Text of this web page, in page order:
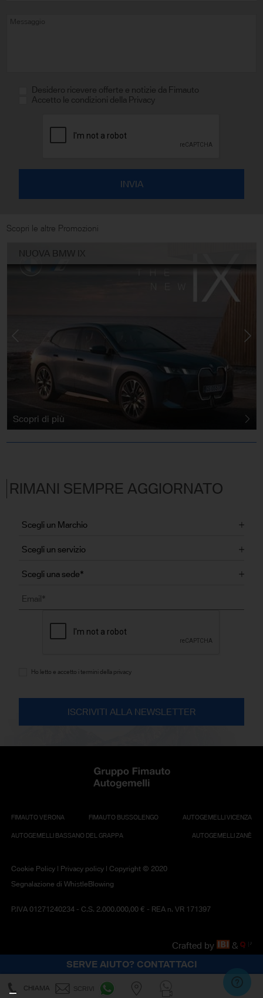
SERVE AIUTO? CONTATTACI
CHIAMA SCRIVI
Desidero ricevere offerte e notizie da Fimauto
Accetto le condizioni della Privacy
Scopri le altre Promozioni
NUOVA BMW IX
Scopri di più
RIMANI SEMPRE AGGIORNATO
Ho letto e accetto i termini della privacy
FIMAUTO VERONA FIMAUTO BUSSOLENGO AUTOGEMELLI VICENZA
AUTOGEMELLI BASSANO DEL GRAPPA AUTOGEMELLI ZANÈ
Cookie Policy | Privacy policy| Copyright © 2020
Segnalazione di WhistleBlowing
P.IVA 01271240234 - C.S. 2.000.000,00 € - REA n. VR 171397
Crafted by &